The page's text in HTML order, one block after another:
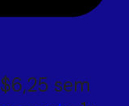
6,25 sem